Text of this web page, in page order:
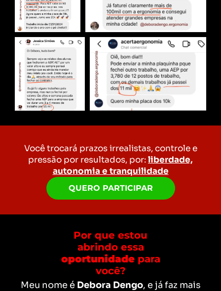
Você trocará prazos irrealistas, controle e
pressão por resultados, por:liberdade,
autonomia e tranquilidade
QUERO PARTICIPAR
Por que estou
abrindo essa
oportunidade para
você?
Meu nome é Debora Dengo, e já faz mais